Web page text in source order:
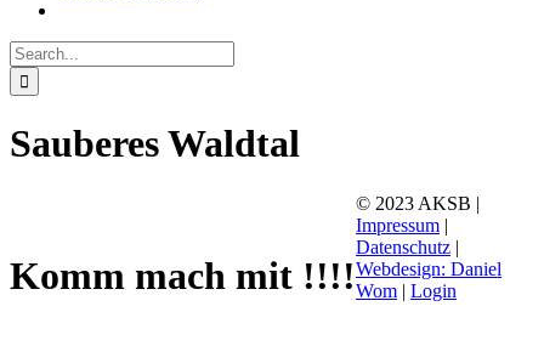
Search
for:
Sauberes Waldtal
Komm mach mit !!!!
© 2023 AKSB |
Impressum |
Datenschutz |
Webdesign: Daniel
Wom | Login